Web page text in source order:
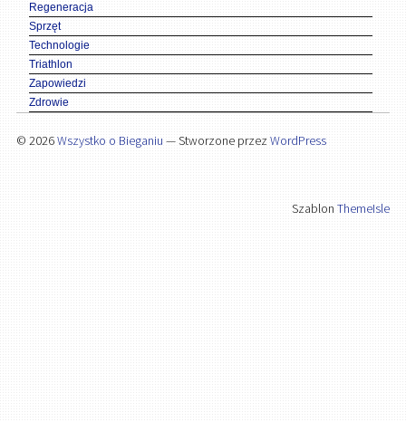
Regeneracja
Sprzęt
Technologie
Triathlon
Zapowiedzi
Zdrowie
© 2026Wszystko o Bieganiu — Stworzone przez WordPress
SzablonThemeIsle